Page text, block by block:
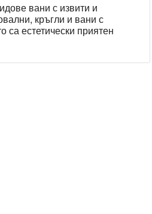
вани с извити и
кръгли и вани с
са естетически приятен